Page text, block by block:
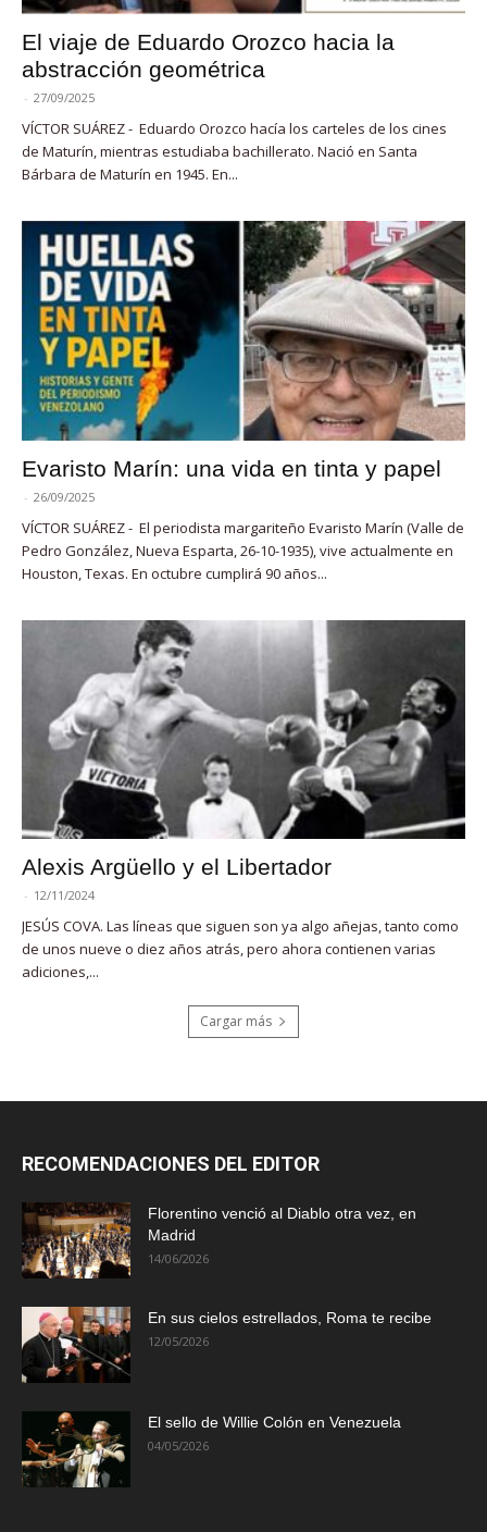
El viaje de Eduardo Orozco hacia la
abstracción geométrica
- 27/09/2025
VÍCTOR SUÁREZ - Eduardo Orozco hacía los carteles de los cines
de Maturín, mientras estudiaba bachillerato. Nació en Santa
Bárbara de Maturín en 1945. En...
Evaristo Marín: una vida en tinta y papel
- 26/09/2025
VÍCTOR SUÁREZ - El periodista margariteño Evaristo Marín (Valle de
Pedro González, Nueva Esparta, 26-10-1935), vive actualmente en
Houston, Texas. En octubre cumplirá 90 años...
Alexis Argüello y el Libertador
- 12/11/2024
JESÚS COVA. Las líneas que siguen son ya algo añejas, tanto como
de unos nueve o diez años atrás, pero ahora contienen varias
adiciones,...
Cargar más
RECOMENDACIONES DEL EDITOR
Florentino venció al Diablo otra vez, en
Madrid
14/06/2026
En sus cielos estrellados, Roma te recibe
12/05/2026
El sello de Willie Colón en Venezuela
04/05/2026